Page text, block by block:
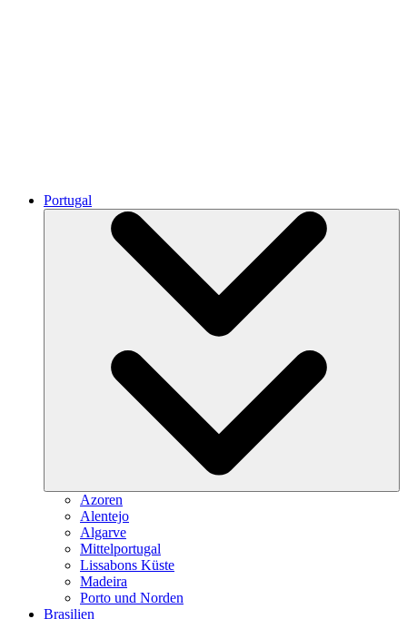
Portugal
Azoren
Alentejo
Algarve
Mittelportugal
Lissabons Küste
Madeira
Porto und Norden
Brasilien